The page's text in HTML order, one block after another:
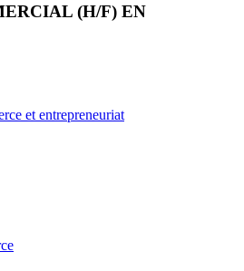
(H/F) EN
et entrepreneuriat